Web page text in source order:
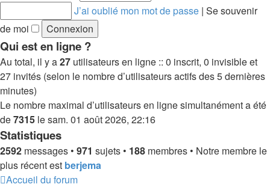
J’ai oublié mon mot de passe | Se souvenir
de moi
Qui est en ligne ?
Au total, il y a27 utilisateurs en ligne :: 0 inscrit, 0 invisible et
27 invités (selon le nombre d’utilisateurs actifs des 5 dernières
minutes)
Le nombre maximal d’utilisateurs en ligne simultanément a été
de7315 le sam. 01 août 2026, 22:16
Statistiques
2592 messages • 971 sujets • 188 membres • Notre membre le
plus récent est berjema
Accueil du forum